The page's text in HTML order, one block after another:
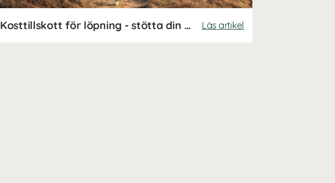
Kosttillskott för löpning - stötta din prestation och återhämtning! Läs artikel